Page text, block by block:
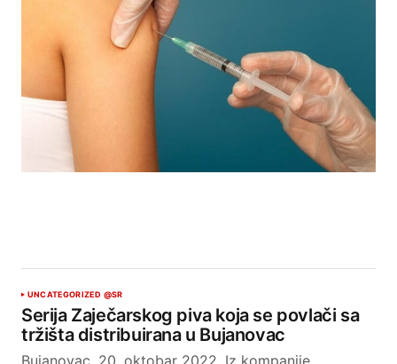
UNCATEGORIZED @SR
Serija Zaječarskog piva koja se povlači sa
tržišta distribuirana u Bujanovac